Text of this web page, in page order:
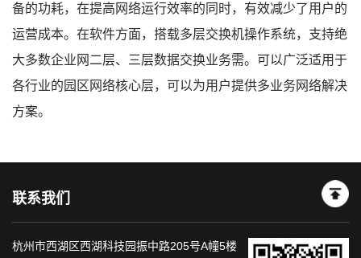
备的功耗，在提高网络运行效率的同时，有效减少了用户的
运营成本。在软件方面，搭载多层交换机操作系统，支持绝
大多数企业网二层、三层数据交换业务需。可以广泛适用于
各行业的园区网络核心层，可以为用户提供多业务网络解决
方案。
联系我们
杭州市西湖区西湖科技园振中路205号A幢5楼